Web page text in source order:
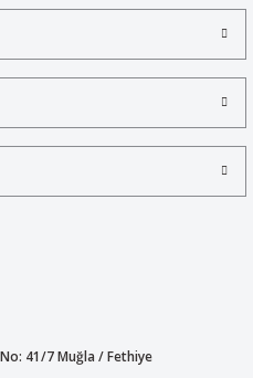
bulunuyor.
olmalı.
41/7 Muğla / Fethiye